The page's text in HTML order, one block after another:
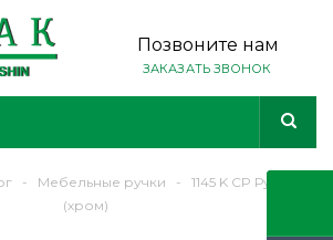
Позвоните нам
ЗАКАЗАТЬ ЗВОНОК
- Мебельные ручки -
1145 K CP Ручка
(хром)